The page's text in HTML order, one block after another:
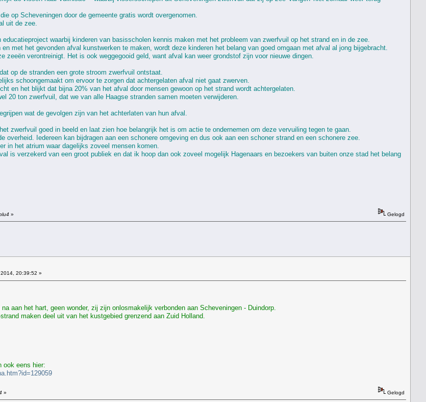
op Scheveningen door de gemeente gratis wordt overgenomen.
uit de zee.
waarbij kinderen van basisscholen kennis maken met het probleem van zwerfvuil op het strand en in de zee.
met het gevonden afval kunstwerken te maken, wordt deze kinderen het belang van goed omgaan met afval al jong bijgebracht.
zeeën verontreinigt. Het is ook weggegooid geld, want afval kan weer grondstof zijn voor nieuwe dingen.
op de stranden een grote stroom zwerfvuil ontstaat.
schoongemaakt om ervoor te zorgen dat achtergelaten afval niet gaat zwerven.
en het blijkt dat bijna 20% van het afval door mensen gewoon op het strand wordt achtergelaten.
20 ton zwerfvuil, dat we van alle Haagse stranden samen moeten verwijderen.
wat de gevolgen zijn van het achterlaten van hun afval.
zwerfvuil goed in beeld en laat zien hoe belangrijk het is om actie te ondernemen om deze vervuiling tegen te gaan.
overheid. Iedereen kan bijdragen aan een schonere omgeving en dus ook aan een schoner strand en een schonere zee.
in het atrium waar dagelijks zoveel mensen komen.
is verzekerd van een groot publiek en dat ik hoop dan ook zoveel mogelijk Hagenaars en bezoekers van buiten onze stad het belang
» Gelogd
20:39:52 »
aan het hart, geen wonder, zij zijn onlosmakelijk verbonden aan Scheveningen - Duindorp.
maken deel uit van het kustgebied grenzend aan Zuid Holland.
ook eens hier:
» Gelogd